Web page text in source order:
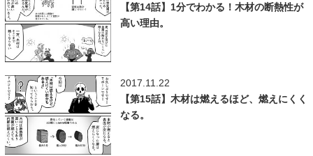
【第14話】1分でわかる！木材の断熱性が
高い理由。
2017.11.22
【第15話】木材は燃えるほど、燃えにくく
なる。